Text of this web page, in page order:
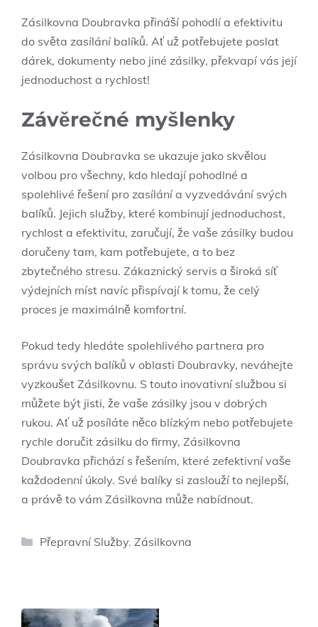
Zásilkovna Doubravka přináší pohodlí a efektivitu
do světa zasílání balíků. Ať už potřebujete poslat
dárek, dokumenty nebo jiné zásilky, překvapí vás její
jednoduchost a rychlost!
Závěrečné myšlenky
Zásilkovna Doubravka se ukazuje jako skvělou
volbou pro všechny, kdo hledají pohodlné a
spolehlivé řešení pro zasílání a vyzvedávání svých
balíků. Jejich služby, které kombinují jednoduchost,
rychlost a efektivitu, zaručují, že vaše zásilky budou
doručeny tam, kam potřebujete, a to bez
zbytečného stresu. Zákaznický servis a široká síť
výdejních míst navíc přispívají k tomu, že celý
proces je maximálně komfortní.
Pokud tedy hledáte spolehlivého partnera pro
správu svých balíků v oblasti Doubravky, neváhejte
vyzkoušet Zásilkovnu. S touto inovativní službou si
můžete být jisti, že vaše zásilky jsou v dobrých
rukou. Ať už posíláte něco blízkým nebo potřebujete
rychle doručit zásilku do firmy, Zásilkovna
Doubravka přichází s řešením, které zefektivní vaše
každodenní úkoly. Své balíky si zaslouží to nejlepší,
a právě to vám Zásilkovna může nabídnout.
Rubriky
Přepravní Služby, Zásilkovna